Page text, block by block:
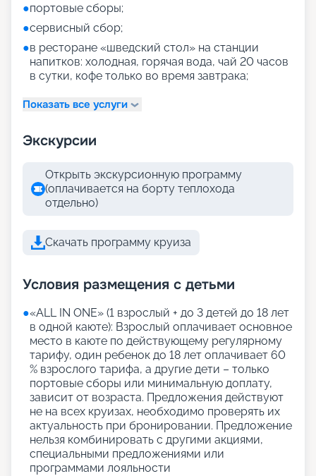
●портовые сборы;
●сервисный сбор;
●в ресторане «шведский стол» на станции
напитков: холодная, горячая вода, чай 20 часов
в сутки, кофе только во время завтрака;
Показать все услуги
Экскурсии
Открыть экскурсионную программу
(оплачивается на борту теплохода
отдельно)
Скачать программу круиза
Условия размещения с детьми
●«АLL IN ONE» (1 взрослый + до 3 детей до 18 лет
в одной каюте): Взрослый оплачивает основное
место в каюте по действующему регулярному
тарифу, один ребенок до 18 лет оплачивает 60
% взрослого тарифа, а другие дети – только
портовые сборы или минимальную доплату,
зависит от возраста. Предложения действуют
не на всех круизах, необходимо проверять их
актуальность при бронировании. Предложение
нельзя комбинировать с другими акциями,
специальными предложениями или
программами лояльности